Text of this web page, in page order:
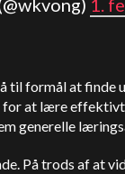
1.
til formål at finde
at lære
generelle
På trods af at